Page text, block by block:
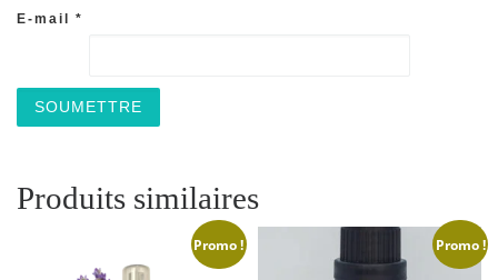
E-mail *
Produits similaires
Promo ! Promo !